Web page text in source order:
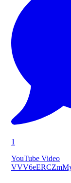
1
YouTube Video